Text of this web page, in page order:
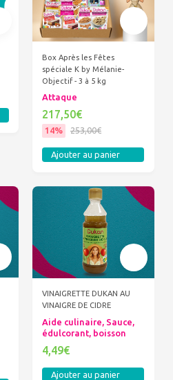
Box Après les Fêtes
spéciale K by Mélanie-
Objectif - 3 à 5 kg
Attaque
217,50€
14% 253,00€
Ajouter au panier
VINAIGRETTE DUKAN AU
VINAIGRE DE CIDRE
Aide culinaire, Sauce,
édulcorant, boisson
4,49€
Ajouter au panier